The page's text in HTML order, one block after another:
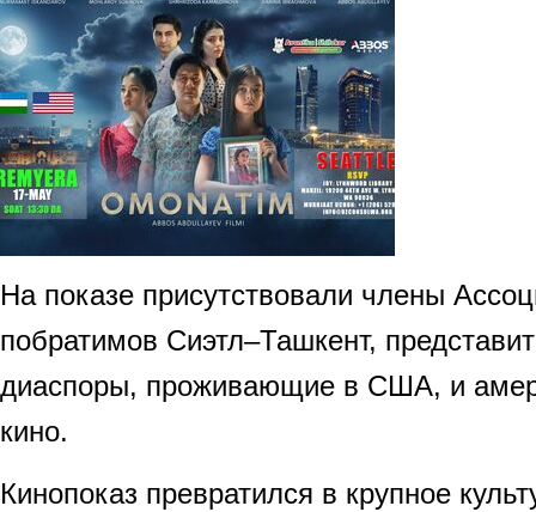
На показе присутствовали члены
побратимов Сиэтл–Ташкент,
диаспоры, проживающие в США, и
кино.
Кинопоказ превратился в крупное